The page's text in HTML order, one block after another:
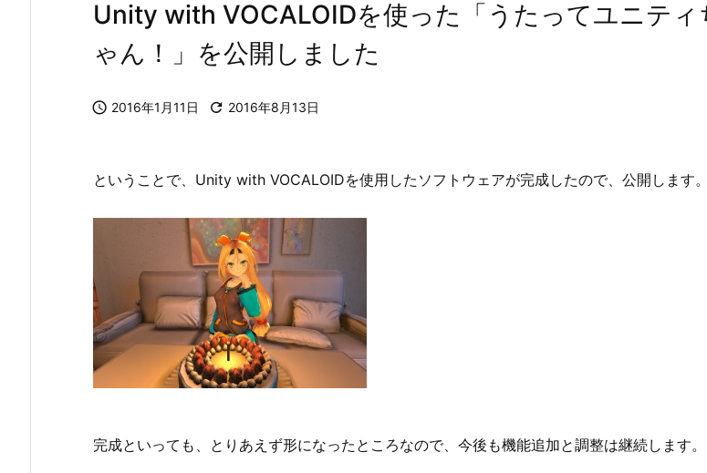
Unity with VOCALOIDを使った「うたってユニティ
ゃん！」を公開しました
 2016年1月11日  2016年8月13日
ということで、Unity with VOCALOIDを使用したソフトウェアが完成したので、公開します。
完成といっても、とりあえず形になったところなので、今後も機能追加と調整は継続します。